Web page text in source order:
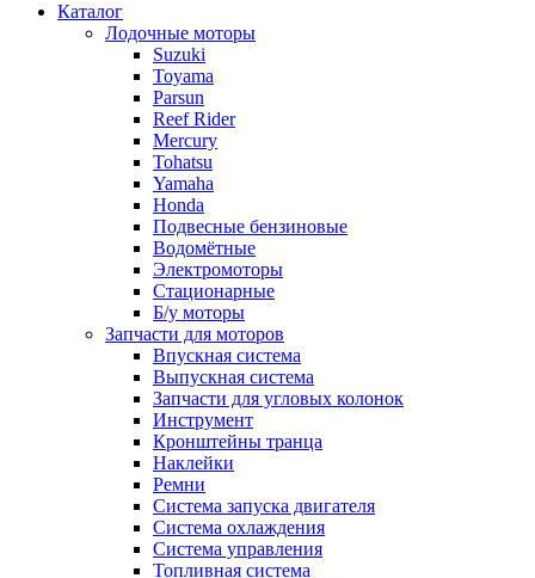
Каталог
Лодочные моторы
Suzuki
Toyama
Parsun
Reef Rider
Mercury
Tohatsu
Yamaha
Honda
Подвесные бензиновые
Водомётные
Электромоторы
Стационарные
Б/у моторы
Запчасти для моторов
Впускная система
Выпускная система
Запчасти для угловых колонок
Инструмент
Кронштейны транца
Наклейки
Ремни
Система запуска двигателя
Система охлаждения
Система управления
Топливная система